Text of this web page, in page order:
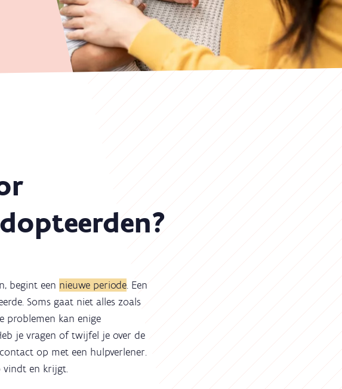
begint een nieuwe periode. Een
Soms gaat niet alles zoals
problemen kan enige
je vragen of twijfel je over de
op met een hulpverlener.
vindt en krijgt.